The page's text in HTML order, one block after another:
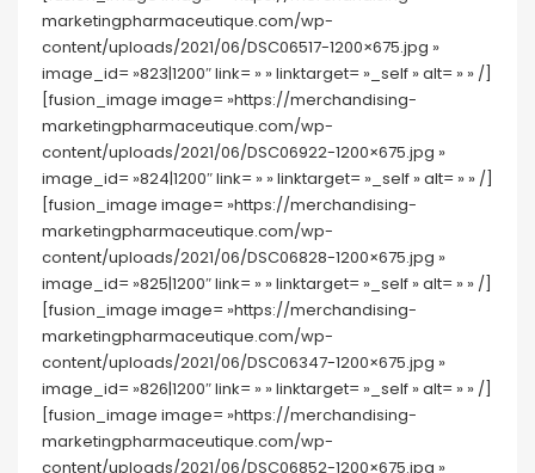
marketingpharmaceutique.com/wp-
content/uploads/2021/06/DSC06517-1200×675.jpg »
image_id= »823|1200″ link= » » linktarget= »_self » alt= » » /]
[fusion_image image= »https://merchandising-
marketingpharmaceutique.com/wp-
content/uploads/2021/06/DSC06922-1200×675.jpg »
image_id= »824|1200″ link= » » linktarget= »_self » alt= » » /]
[fusion_image image= »https://merchandising-
marketingpharmaceutique.com/wp-
content/uploads/2021/06/DSC06828-1200×675.jpg »
image_id= »825|1200″ link= » » linktarget= »_self » alt= » » /]
[fusion_image image= »https://merchandising-
marketingpharmaceutique.com/wp-
content/uploads/2021/06/DSC06347-1200×675.jpg »
image_id= »826|1200″ link= » » linktarget= »_self » alt= » » /]
[fusion_image image= »https://merchandising-
marketingpharmaceutique.com/wp-
content/uploads/2021/06/DSC06852-1200×675.jpg »